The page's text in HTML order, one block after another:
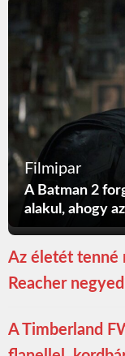
Filmipar
A Batman 2
alakul, ahogy
Az életét tenné
Reacher
A Timberland